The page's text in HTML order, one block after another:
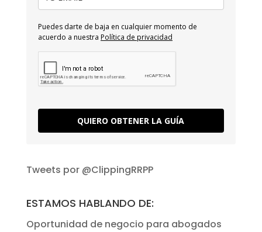
Puedes darte de baja en cualquier momento de
acuerdo a nuestra Política de privacidad
QUIERO OBTENER LA GUÍA
Tweets por @ClippingRRPP
ESTAMOS HABLANDO DE:
Oportunidad de negocio para abogados